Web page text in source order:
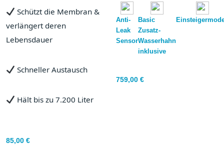
Schützt die Membran &
verlängert deren
Lebensdauer
Schneller Austausch
Hält bis zu 7.200 Liter
85,00 €
Anti-
Leak
Sensor
Basic
Zusatz-
Wasserhahn
inklusive
759,00€